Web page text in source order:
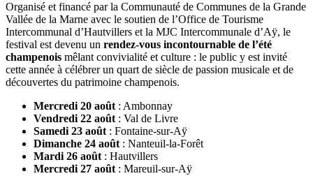
Organisé et financé par la Communauté de Communes de la Grande
Vallée de la Marne avec le soutien de l’Office de Tourisme
Intercommunal d’Hautvillers et la MJC Intercommunale d’Aÿ, le
festival est devenu un rendez-vous incontournable de l’été
champenois mêlant convivialité et culture : le public y est invité
cette année à célébrer un quart de siècle de passion musicale et de
découvertes du patrimoine champenois.
Mercredi 20 août : Ambonnay
Vendredi 22 août : Val de Livre
Samedi 23 août : Fontaine-sur-Aÿ
Dimanche 24 août : Nanteuil-la-Forêt
Mardi 26 août : Hautvillers
Mercredi 27 août : Mareuil-sur-Aÿ